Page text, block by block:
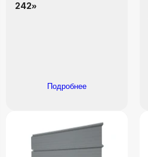
242»
Подробнее